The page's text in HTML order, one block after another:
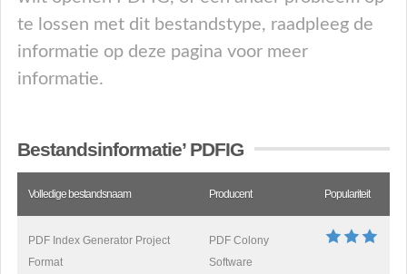
te lossen met dit bestandstype, raadpleeg de
informatie op deze pagina voor meer
informatie.
Bestandsinformatie’ PDFIG
Volledige bestandsnaam Producent Populariteit
PDF Index Generator Project
Format
PDF Colony
Software